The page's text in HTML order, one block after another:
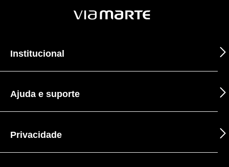
Institucional
Ajuda e suporte
Privacidade